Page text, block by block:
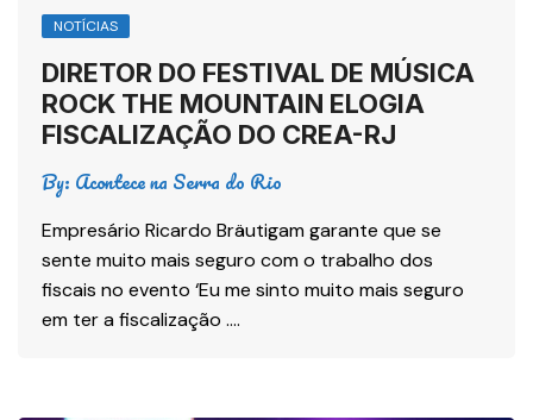
NOTÍCIAS
DIRETOR DO FESTIVAL DE MÚSICA
ROCK THE MOUNTAIN ELOGIA
FISCALIZAÇÃO DO CREA-RJ
By: Acontece na Serra do Rio
Empresário Ricardo Bräutigam garante que se
sente muito mais seguro com o trabalho dos
fiscais no evento ‘Eu me sinto muito mais seguro
em ter a fiscalização ….